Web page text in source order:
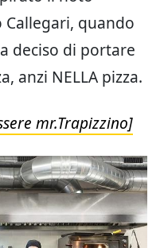
quando
deciso di portare
anzi NELLA pizza.
mr.Trapizzino]